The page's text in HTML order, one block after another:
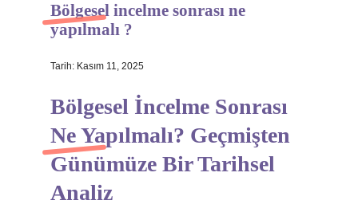
Hakkımızda
Bölgesel incelme sonrası ne
yapılmalı ?
Tarih: Kasım 11, 2025
Bölgesel İncelme Sonrası
Ne Yapılmalı? Geçmişten
Günümüze Bir Tarihsel
Analiz